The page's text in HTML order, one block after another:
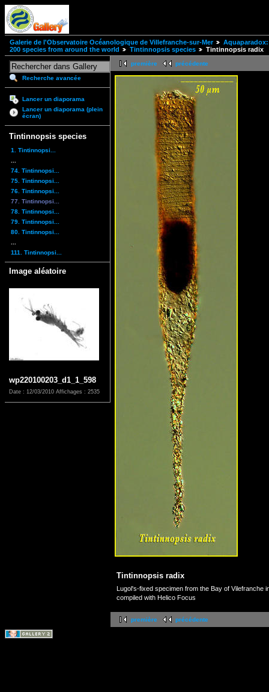
Galerie de l'Observatoire Océanologique de Villefranche-sur-Mer
200 species from around the world
Tintinnopsis species Tintinnopsis radix
Recherche avancée
Lancer un diaporama
Lancer un diaporama (plein
écran)
Tintinnopsis species
1. Tintinnopsi...
74. Tintinnopsi...
75. Tintinnopsi...
76. Tintinnopsi...
77. Tintinnopsi...
78. Tintinnopsi...
79. Tintinnopsi...
80. Tintinnopsi...
111. Tintinnopsi...
Image aléatoire
wp220100203_d1_1_598
Date : 12/03/2010 Affichages : 2535
première précédente
Tintinnopsis radix
Lugol's-fixed specimen from the Bay of Vilefranche
compiled with Helico Focus
première précédente